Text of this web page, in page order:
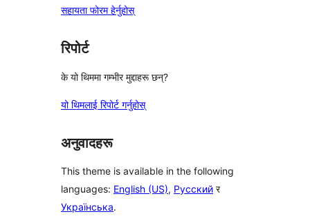
सहायता फोरम हेर्नुहोस्
रिपोर्ट
के यो थिममा गम्भीर मुद्दाहरू छन्?
यो थिमलाई रिपोर्ट गर्नुहोस्
अनुवादहरू
This theme is available in the following
languages: English (US), Русский र
Українська.